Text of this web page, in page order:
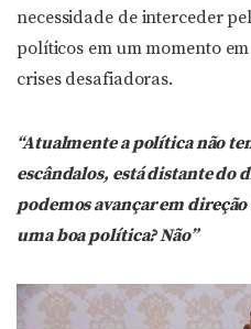
necessidade de interceder
políticos em um momento
crises desafiadoras.
“Atualmente a política não
escândalos, está distante do
podemos avançar em
uma boa política? Não”